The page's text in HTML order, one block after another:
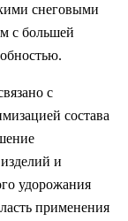
снеговыми
с большей
с
состава
и
удорожания
применения